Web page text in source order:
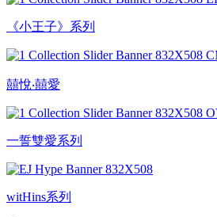
《小王子》系列
囍悅‧囍愛
一誓雙愛系列
witHins系列